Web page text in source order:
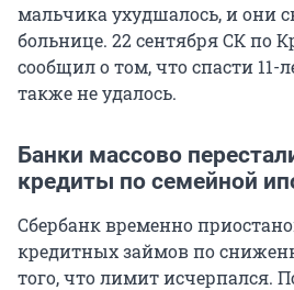
мальчика ухудшалось, и они
больнице. 22 сентября СК по
сообщил о том, что спасти
также не удалось.
Банки массово
кредиты по семейной
Сбербанк временно
кредитных займов по
того, что лимит исчерпался.